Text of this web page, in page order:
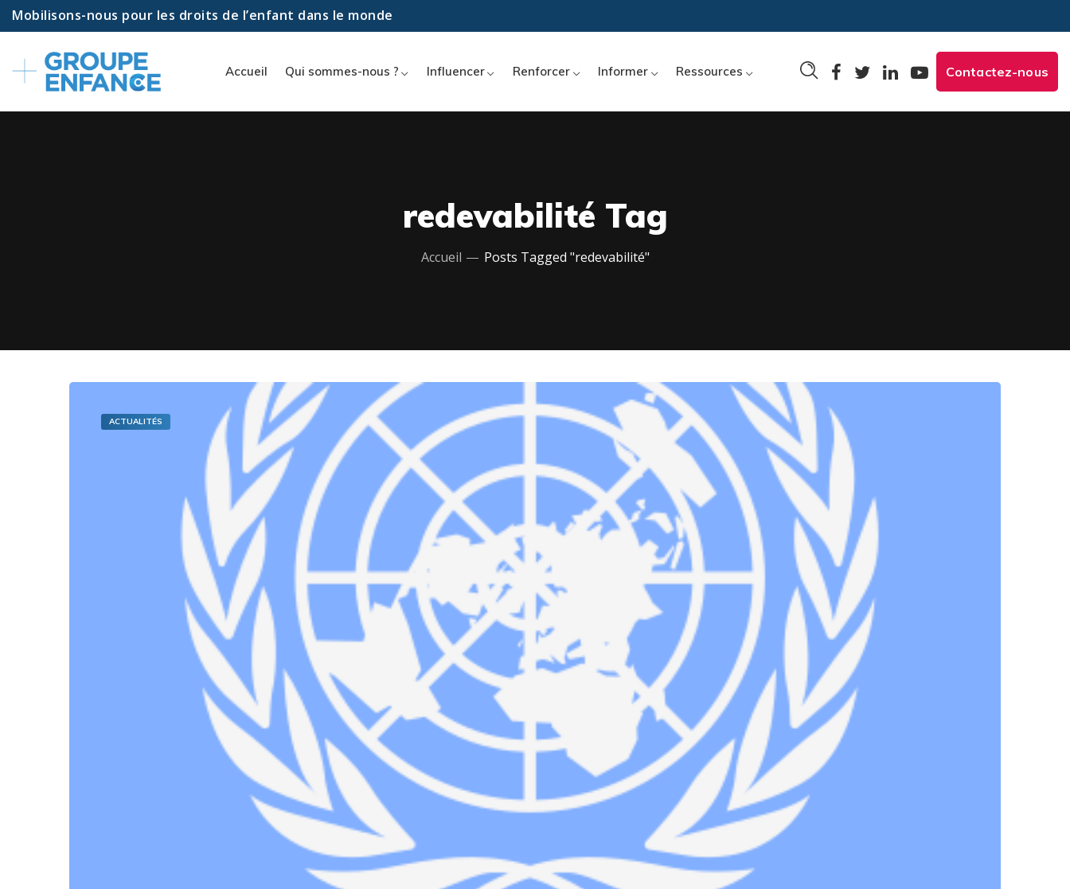
Mobilisons-nous pour les droits de l’enfant dans le monde
Accueil Qui sommes-nous ? Influencer Renforcer Informer Ressources Contactez-nous
redevabilité Tag
Accueil Posts Tagged "redevabilité"
ACTUALITÉS